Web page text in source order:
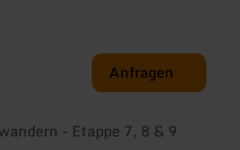
Anfragen
- Etappe 7, 8 & 9